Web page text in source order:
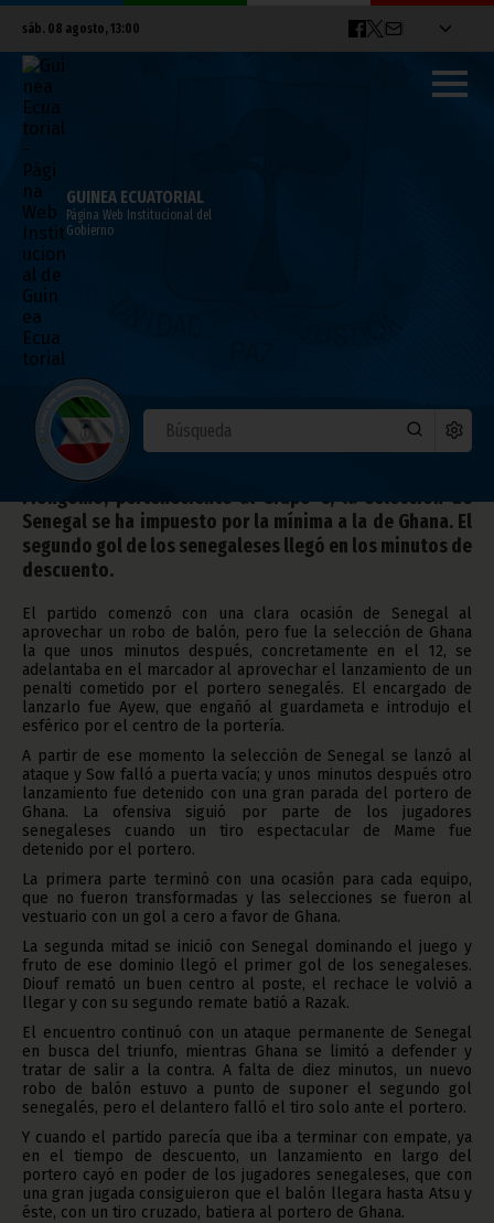
sáb. 08 agosto, 13:00
GUINEA ECUATORIAL
Página Web Institucional del
Gobierno
CAN 2015: Senegal se impone 2-1 a Ghana
enero 20, 2015
Noticias Deportes CAN 2015
En partido jugado el día 19 de enero en el Estadio de
Mongomo, perteneciente al Grupo C, la selección de
Senegal se ha impuesto por la mínima a la de Ghana. El
segundo gol de los senegaleses llegó en los minutos de
descuento.
El partido comenzó con una clara ocasión de Senegal al
aprovechar un robo de balón, pero fue la selección de Ghana
la que unos minutos después, concretamente en el 12, se
adelantaba en el marcador al aprovechar el lanzamiento de un
penalti cometido por el portero senegalés. El encargado de
lanzarlo fue Ayew, que engañó al guardameta e introdujo el
esférico por el centro de la portería.
A partir de ese momento la selección de Senegal se lanzó al
ataque y Sow falló a puerta vacía; y unos minutos después otro
lanzamiento fue detenido con una gran parada del portero de
Ghana. La ofensiva siguió por parte de los jugadores
senegaleses cuando un tiro espectacular de Mame fue
detenido por el portero.
La primera parte terminó con una ocasión para cada equipo,
que no fueron transformadas y las selecciones se fueron al
vestuario con un gol a cero a favor de Ghana.
La segunda mitad se inició con Senegal dominando el juego y
fruto de ese dominio llegó el primer gol de los senegaleses.
Diouf remató un buen centro al poste, el rechace le volvió a
llegar y con su segundo remate batió a Razak.
El encuentro continuó con un ataque permanente de Senegal
en busca del triunfo, mientras Ghana se limitó a defender y
tratar de salir a la contra. A falta de diez minutos, un nuevo
robo de balón estuvo a punto de suponer el segundo gol
senegalés, pero el delantero falló el tiro solo ante el portero.
Y cuando el partido parecía que iba a terminar con empate, ya
en el tiempo de descuento, un lanzamiento en largo del
portero cayó en poder de los jugadores senegaleses, que con
una gran jugada consiguieron que el balón llegara hasta Atsu y
éste, con un tiro cruzado, batiera al portero de Ghana.